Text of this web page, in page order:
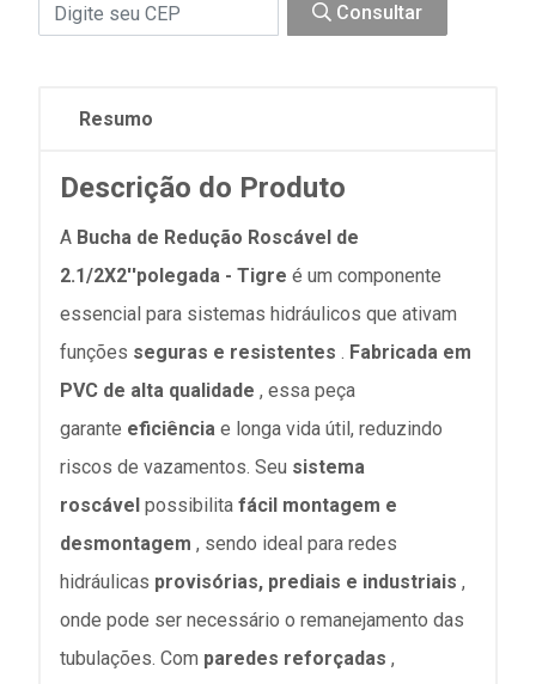
Consultar
Resumo
Descrição do Produto
A Bucha de Redução Roscável de
2.1/2X2''polegada - Tigre é um componente
essencial para sistemas hidráulicos que ativam
funções seguras e resistentes . Fabricada em
PVC de alta qualidade , essa peça
garante eficiência e longa vida útil, reduzindo
riscos de vazamentos. Seu sistema
roscável possibilita fácil montagem e
desmontagem , sendo ideal para redes
hidráulicas provisórias, prediais e industriais ,
onde pode ser necessário o remanejamento das
tubulações. Com paredes reforçadas ,